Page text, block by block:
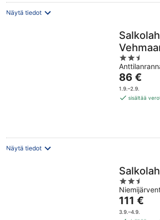
Näytä tiedot
2.5
out
of
5
Hinta
on
86 €
86 €
1.9.–2.9.
sisältää
Näytä tiedot
2.5
out
of
5
Hinta
on
111 €
3.9.–4.9.